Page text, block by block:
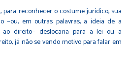
reconhecer o costume jurídico, sua
−ou, em outras palavras, a ideia de a
ao direito− deslocaria para a lei ou a
já não se vendo motivo para falar em